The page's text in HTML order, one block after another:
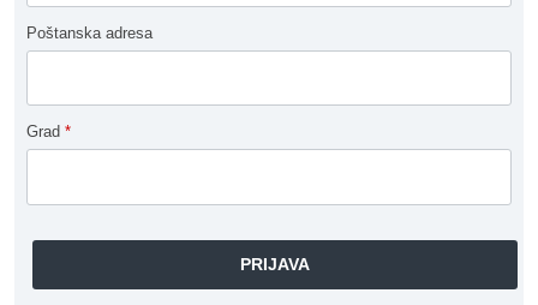
Poštanska adresa
Grad *